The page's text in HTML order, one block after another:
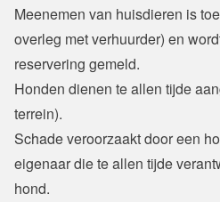
Meenemen van huisdieren is
overleg met verhuurder) en
reservering gemeld.
Honden dienen te allen tijde
terrein).
Schade veroorzaakt door een
eigenaar die te allen tijde
hond.